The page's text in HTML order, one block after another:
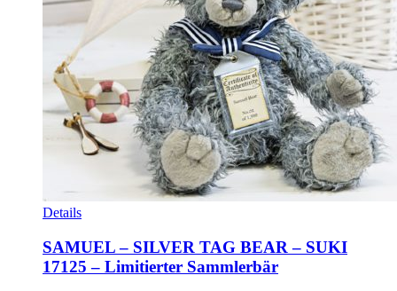
Details
SAMUEL – SILVER TAG BEAR – SUKI
17125 – Limitierter Sammlerbär